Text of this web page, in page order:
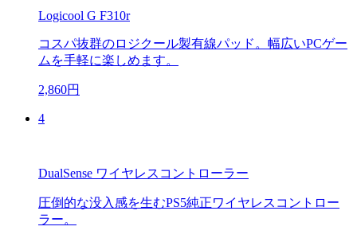
Logicool G F310r
コスパ抜群のロジクール製有線パッド。幅広いPCゲー
ムを手軽に楽しめます。
2,860円
4
DualSense ワイヤレスコントローラー
圧倒的な没入感を生むPS5純正ワイヤレスコントロー
ラー。